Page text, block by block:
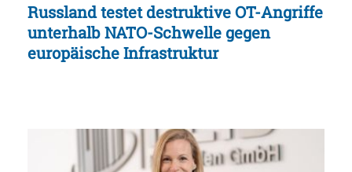
Russland testet destruktive OT-Angriffe
unterhalb NATO-Schwelle gegen
europäische Infrastruktur